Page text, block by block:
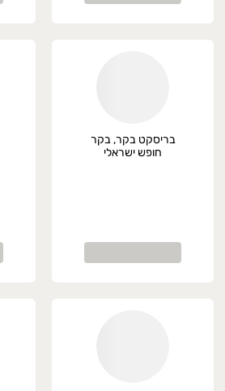
הזמנת משלוחים יום מראש .
בריסקט בקר, בקר
חופש ישראלי